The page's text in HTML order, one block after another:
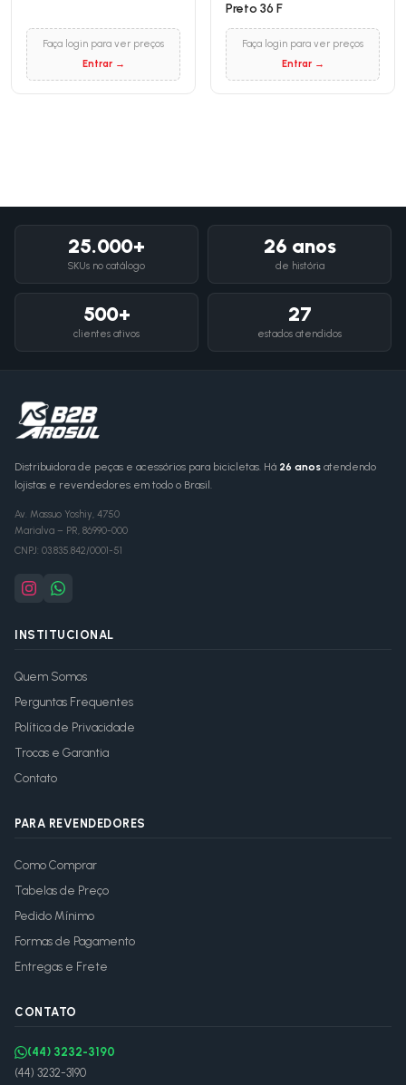
Faça login para ver preços
Entrar →
Preto 36 F
Faça login para ver preços
Entrar →
25.000+
SKUs no catálogo
26 anos
de história
500+
clientes ativos
27
estados atendidos
Distribuidora de peças e acessórios para bicicletas. Há 26 anos atendendo
lojistas e revendedores em todo o Brasil.
Av. Massuo Yoshiy, 4750
Marialva – PR, 86990-000
CNPJ: 03.835.842/0001-51
INSTITUCIONAL
Quem Somos
Perguntas Frequentes
Política de Privacidade
Trocas e Garantia
Contato
PARA REVENDEDORES
Como Comprar
Tabelas de Preço
Pedido Mínimo
Formas de Pagamento
Entregas e Frete
CONTATO
(44) 3232-3190
(44) 3232-3190